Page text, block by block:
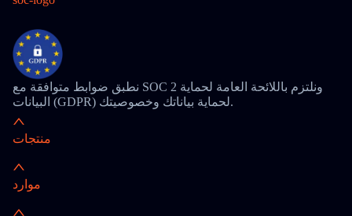
نطبق ضوابط متوافقة مع SOC 2 ونلتزم باللائحة العامة لحماية
البيانات (GDPR) لحماية بياناتك وخصوصيتك.
منتجات
موارد